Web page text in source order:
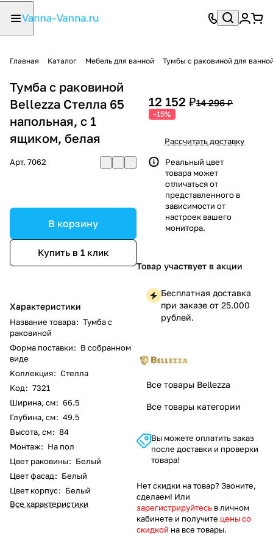
Главная Каталог Мебель для ванной Тумбы с раковиной для
Тумба с раковиной
Bellezza Стелла 65
напольная, с 1
ящиком, белая
Арт. 7062
В корзину
Купить в 1 клик
Характеристики
Название товара: Тумба с
раковиной
Форма поставки: В собранном
виде
Коллекция: Стелла
Код: 7321
Ширина, см: 66.5
Глубина, см: 49.5
Высота, см: 84
Монтаж: На пол
Цвет раковины: Белый
Цвет фасад: Белый
Цвет корпус: Белый
Все характеристики
12 152 ₽14 296 ₽
-15%
Рассчитать доставку
Реальный цвет
товара может
отличаться от
представленного в
зависимости от
настроек вашего
монитора.
Товар участвует в акции
Бесплатная доставка
при заказе от 25.000
рублей.
Все товары Bellezza
Все товары категории
Вы можете оплатить заказ
после доставки и проверки
товара!
Нет скидки на товар? Звоните,
сделаем! Или
зарегистрируйтесь в личном
кабинете и получите цены со
скидкой на все товары.